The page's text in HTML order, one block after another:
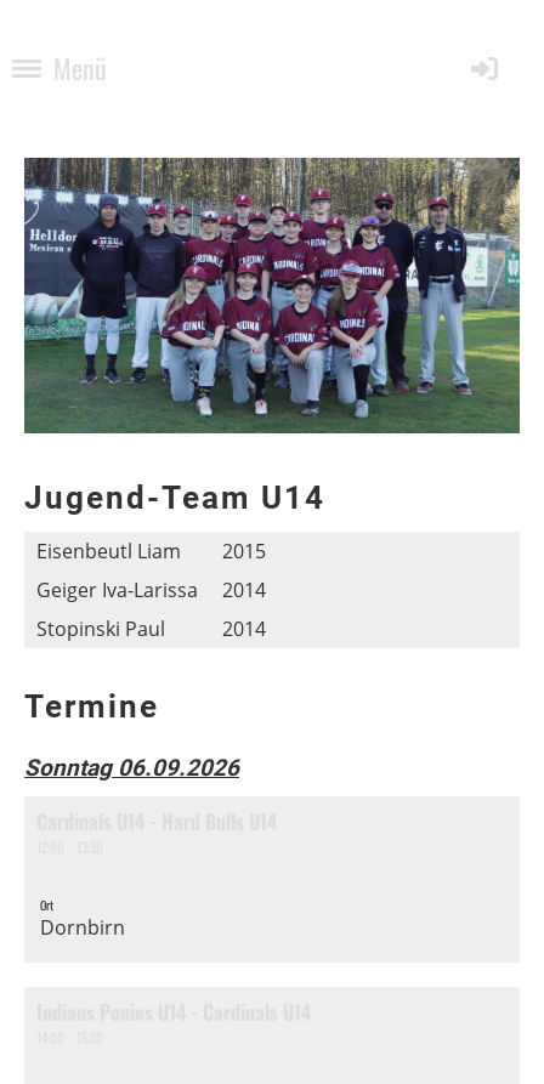
Menü
Jugend-Team U14
Eisenbeutl Liam
2015
Geiger Iva-Larissa
2014
Stopinski Paul
2014
Termine
Sonntag 06.09.2026
Ort
Dornbirn